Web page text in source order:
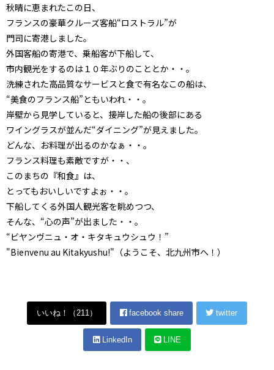
秋晴に恵まれたこの日、
フランスの豪華クルーズ客船“ロストラル”が
門司に寄港しました。
外国客船の寄港で、乗船客が下船して、
市内観光をするのは１０年ぶりのこととか・・。
洗練された高品質なサービスと食で有名なこの船は、
“美食のフランス船”ともいわれ・・。
岸壁から見学していると、接岸した船の後部にある
ワイングラスが並んだ“ダイニング”が見えました。
どんな、お料理が出るのかなぁ・・。
フランス料理も素敵ですが・・、
このまちの『和食』は、
とってもおいしいですよぉ・・。
下船してくる外国人観光客を眺めつつ、
そんな、“心の声”が出ました・・。
“ビヤンヴニュ・オ・キタキュウシュウ！”
"Bienvenu au Kitakyushu!"（ようこそ、北九州市へ！）
いいね！（211） facebook share twitter
LinkedIn LINE